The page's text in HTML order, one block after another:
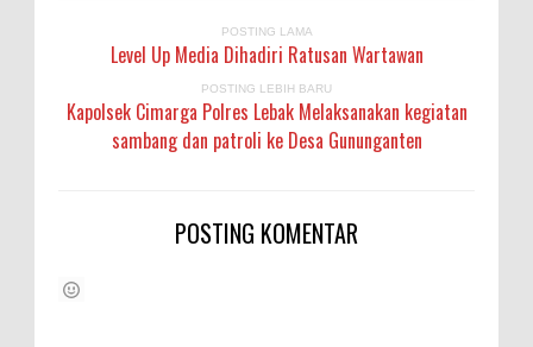
POSTING LAMA
Level Up Media Dihadiri Ratusan Wartawan
POSTING LEBIH BARU
Kapolsek Cimarga Polres Lebak Melaksanakan kegiatan
sambang dan patroli ke Desa Gununganten
POSTING KOMENTAR